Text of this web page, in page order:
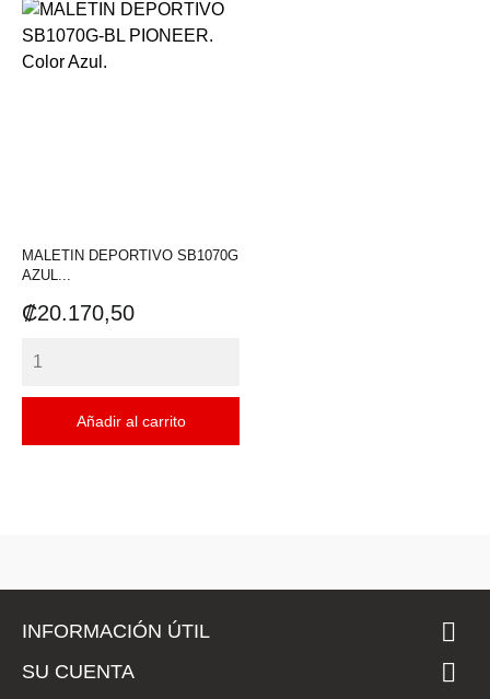
MALETIN DEPORTIVO SB1070G
AZUL...
Precio
₡20.170,50
Añadir al carrito
INFORMACIÓN ÚTIL 
SU CUENTA 